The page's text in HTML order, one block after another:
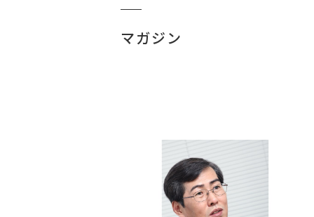
マガジン